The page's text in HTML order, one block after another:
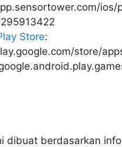
ios/
Store:
store/
dibuat berdasarkan